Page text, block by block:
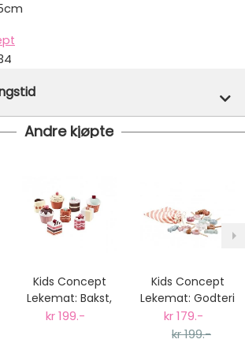
oss - klar for utsendelse innen 24 timer
med Bring Express og Widerøe koster
dersom dette er tilgjengelig på ditt
du få det som et alternativ i kassen.
ved bytte.
Andre kjøpte
Kids Concept
Lekemat: Bakst,
9stk småkaker
kr 199.-
Kids Concept
Lekemat: Godteri
kr 179.-
kr 199.-